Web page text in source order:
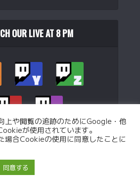
OUR LIVE AT 8 PM
Policy
上や閲覧の追跡のためにGoogle・他
が使用されています。
場合Cookieの使用に同意したことに
同意する